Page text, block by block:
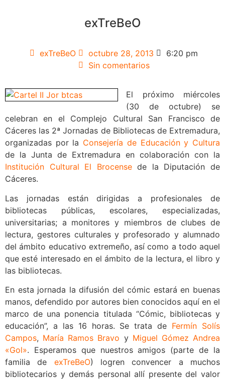
exTreBeO
exTreBeO octubre 28, 2013
6:20 pm
Sin comentarios
El próximo miércoles
(30 de octubre) se
celebran en el Complejo Cultural San Francisco de
Cáceres las 2ª Jornadas de Bibliotecas de Extremadura,
organizadas por la Consejería de Educación y Cultura
de la Junta de Extremadura en colaboración con la
Institución Cultural El Brocensede la Diputación de
Cáceres.
Las jornadas están dirigidas a profesionales de
bibliotecas públicas, escolares, especializadas,
universitarias; a monitores y miembros de clubes de
lectura, gestores culturales y profesorado y alumnado
del ámbito educativo extremeño, así como a todo aquel
que esté interesado en el ámbito de la lectura, el libro y
las bibliotecas.
En esta jornada la difusión del cómic estará en buenas
manos, defendido por autores bien conocidos aquí en el
marco de una ponencia titulada “Cómic, bibliotecas y
educación”, a las 16 horas. Se trata de Fermín Solís
Campos, María Ramos Bravo y Miguel Gómez Andrea
«Gol». Esperamos que nuestros amigos (parte de la
familia de exTreBeO) logren convencer a muchos
bibliotecarios y demás personal allí presente del valor